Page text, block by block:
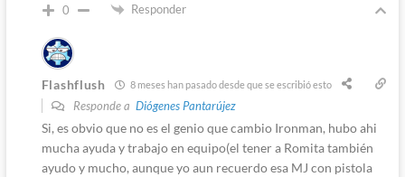
0 Responder
Flashflush 8 meses han pasado desde que se escribió esto
Responde a Diógenes Pantarújez
Si, es obvio que no es el genio que cambio Ironman, hubo ahi
mucha ayuda y trabajo en equipo(el tener a Romita también
ayudo y mucho, aunque yo aun recuerdo esa MJ con pistola